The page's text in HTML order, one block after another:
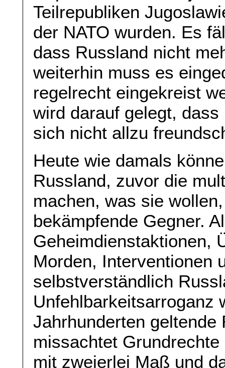
Teilrepubliken
der NATO wurden. Es
dass Russland nicht
weiterhin muss es
regelrecht eingekreist
wird darauf gelegt,
sich nicht allzu
Heute wie damals
Russland, zuvor die
machen, was sie
bekämpfende Gegner.
Geheimdienstaktionen,
Morden, Interventionen
selbstverständlich
Unfehlbarkeitsarroganz
Jahrhunderten
missachtet
mit zweierlei Maß und